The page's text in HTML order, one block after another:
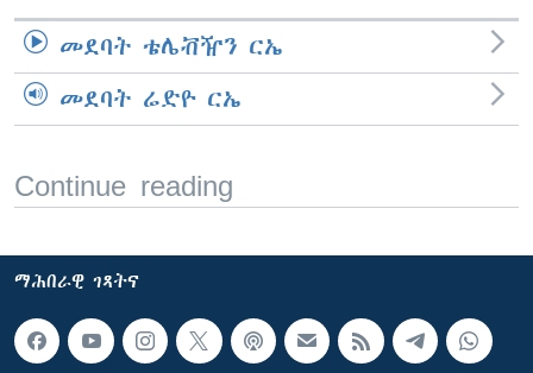
መደባት ቴሌቭዥን ርኤ
መደባት ሬድዮ ርኤ
Continue reading
ማሕበራዊ ገጻትና